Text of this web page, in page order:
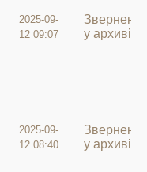
2025-09-
12 09:07
у архиві
2025-09-
12 08:40
у архиві